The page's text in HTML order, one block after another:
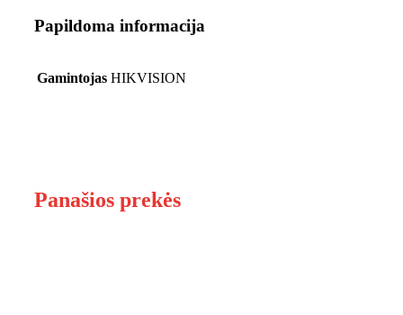
Papildoma informacija
Gamintojas HIKVISION
Panašios prekės